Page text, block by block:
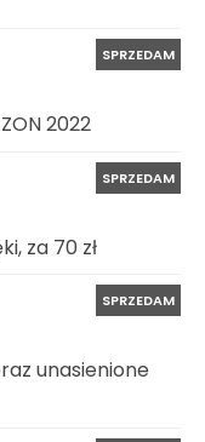
SPRZEDAM
2022
SPRZEDAM
za 70 zł
SPRZEDAM
unasienione